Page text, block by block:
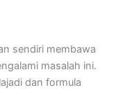
sendiri membawa
masalah ini.
dan formula